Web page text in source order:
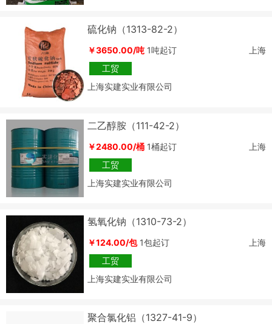
硫化钠（1313-82-2）
￥3650.00/吨 1吨起订
上海
工贸
上海实建实业有限公司
二乙醇胺（111-42-2）
￥2480.00/桶 1桶起订
上海
工贸
上海实建实业有限公司
氢氧化钠（1310-73-2）
￥124.00/包1包起订
上海
工贸
上海实建实业有限公司
聚合氯化铝（1327-41-9）